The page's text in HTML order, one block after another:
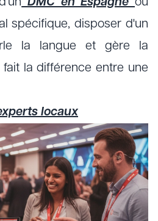
DMC en Espagneou
spécifique, disposer d'un
la langue et gère la
la différence entre une
locaux